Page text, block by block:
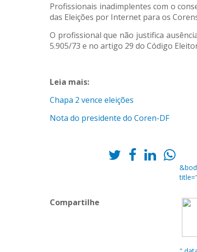
Profissionais inadimplentes com o
das Eleições por Internet para os
O profissional que não justifica
5.905/73 e no artigo 29 do Código
Leia mais:
Chapa 2 vence eleições
Nota do presidente do Coren-DF
Compartilhe